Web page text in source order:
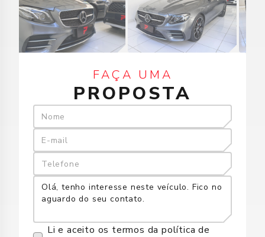
FAÇA UMA
PROPOSTA
Li e aceito os termos dapolítica de